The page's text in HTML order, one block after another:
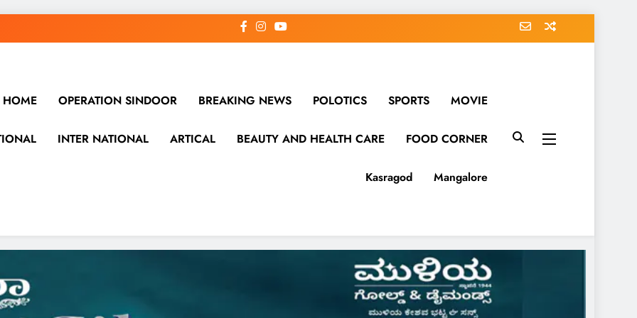
HOME OPERATION SINDOOR BREAKING NEWS POLOTICS SPORTS MOVIE
INTER NATIONAL ARTICAL BEAUTY AND HEALTH CARE FOOD CORNER
Kasragod Mangalore